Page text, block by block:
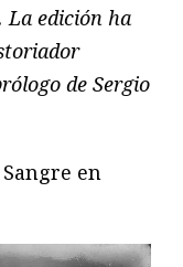
La edición ha
de Sergio
Sangre en